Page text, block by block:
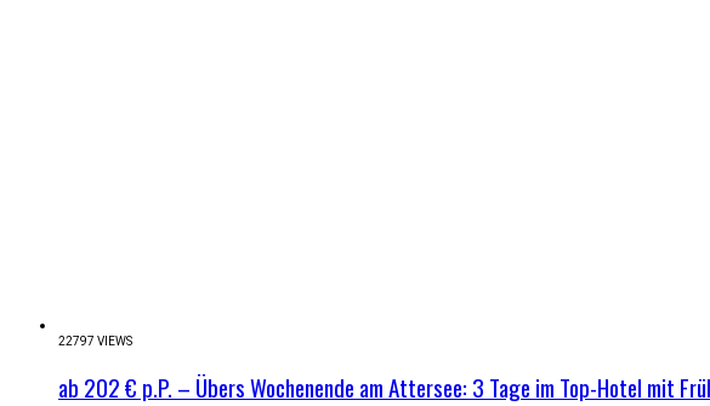
22797 VIEWS
ab 202 € p.P. – Übers Wochenende am Attersee: 3 Tage im Top-Hotel mit